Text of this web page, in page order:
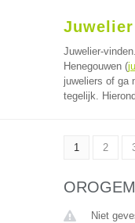
Juwelier
Juwelier-
Henegouwen (
juweliers of ga
tegelijk.
1 2
Niet